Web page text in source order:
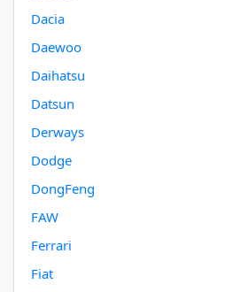
Dacia
Daewoo
Daihatsu
Datsun
Derways
Dodge
DongFeng
FAW
Ferrari
Fiat